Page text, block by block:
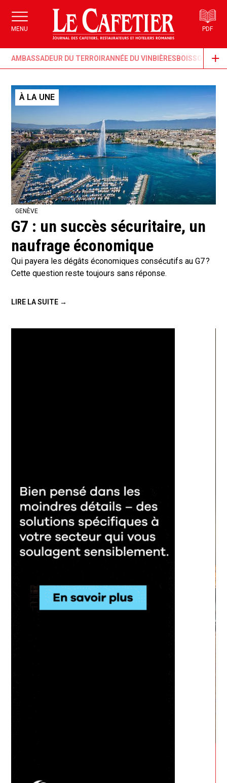
MENU PDF
AMBASSADEUR DU TERROIRANNÉE DU VIN BIÈRESBOISSONS &
À LA UNE
GENÈVE
G7 : un succès sécuritaire, un
naufrage économique
Qui payera les dégâts économiques consécutifs au G7 ?
Cette question reste toujours sans réponse.
LIRE LA SUITE →